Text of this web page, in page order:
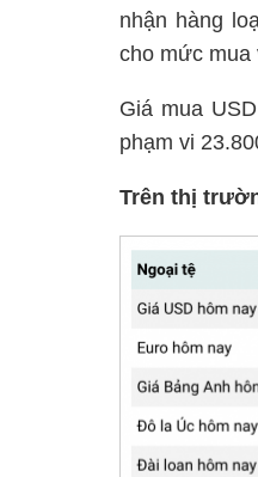
nhận hàng
cho mức mua
Giá mua
phạm vi
Trên thị